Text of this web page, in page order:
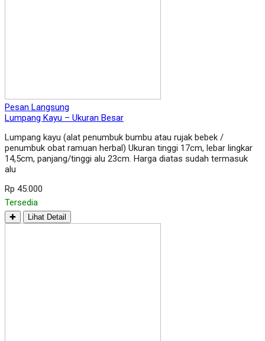
Pesan Langsung
Lumpang Kayu – Ukuran Besar
Lumpang kayu (alat penumbuk bumbu atau rujak bebek /
penumbuk obat ramuan herbal) Ukuran tinggi 17cm, lebar lingkar
14,5cm, panjang/tinggi alu 23cm. Harga diatas sudah termasuk
alu
Rp 45.000
Tersedia
✚ Lihat Detail